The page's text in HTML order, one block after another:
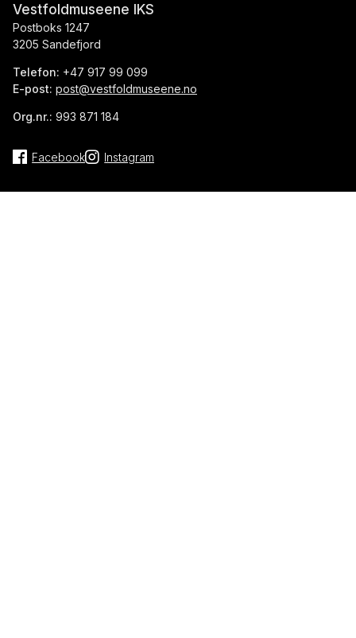
Vestfoldmuseene IKS
Postboks 1247
3205 Sandefjord
Telefon: +47 917 99 099
E-post: post@vestfoldmuseene.no
Org.nr.: 993 871 184
Facebook Instagram